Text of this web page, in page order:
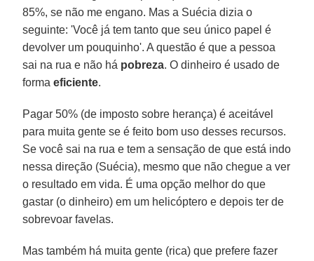
85%, se não me engano. Mas a Suécia dizia o
seguinte: 'Você já tem tanto que seu único papel é
devolver um pouquinho'. A questão é que a pessoa
sai na rua e não há pobreza. O dinheiro é usado de
formaeficiente.
Pagar 50% (de imposto sobre herança) é aceitável
para muita gente se é feito bom uso desses recursos.
Se você sai na rua e tem a sensação de que está indo
nessa direção (Suécia), mesmo que não chegue a ver
o resultado em vida. É uma opção melhor do que
gastar (o dinheiro) em um helicóptero e depois ter de
sobrevoar favelas.
Mas também há muita gente (rica) que prefere fazer